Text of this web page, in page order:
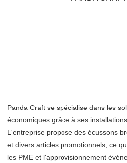
Panda Craft se spécialise dans les
économiques grâce à ses
L'entreprise propose des écussons
et divers articles promotionnels, ce
les PME et l'approvisionnement